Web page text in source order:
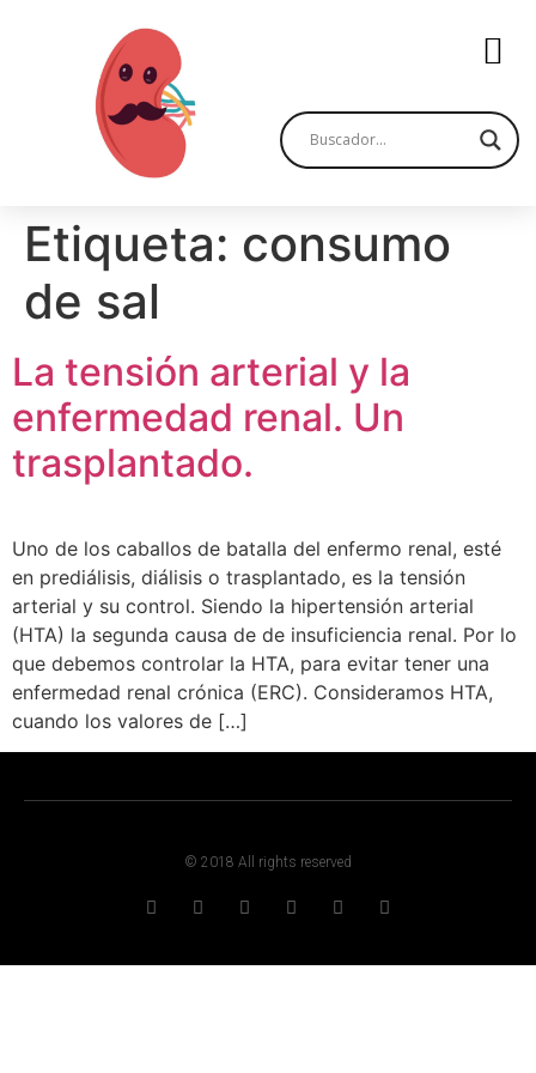
Etiqueta: consumo
de sal
La tensión arterial y la
enfermedad renal. Un
trasplantado.
Uno de los caballos de batalla del enfermo renal, esté
en prediálisis, diálisis o trasplantado, es la tensión
arterial y su control. Siendo la hipertensión arterial
(HTA) la segunda causa de de insuficiencia renal. Por lo
que debemos controlar la HTA, para evitar tener una
enfermedad renal crónica (ERC). Consideramos HTA,
cuando los valores de […]
© 2018 All rights reserved